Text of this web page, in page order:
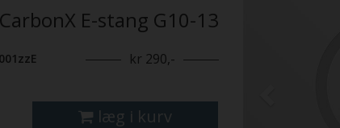
E-stang G10-13
kr 290,-
læg i kurv